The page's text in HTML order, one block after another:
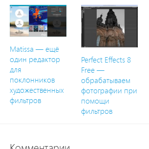
Matissa — ещё
один редактор
для
поклонников
художественных
фильтров
Perfect Effects 8
Free —
обрабатываем
фотографии при
помощи
фильтров